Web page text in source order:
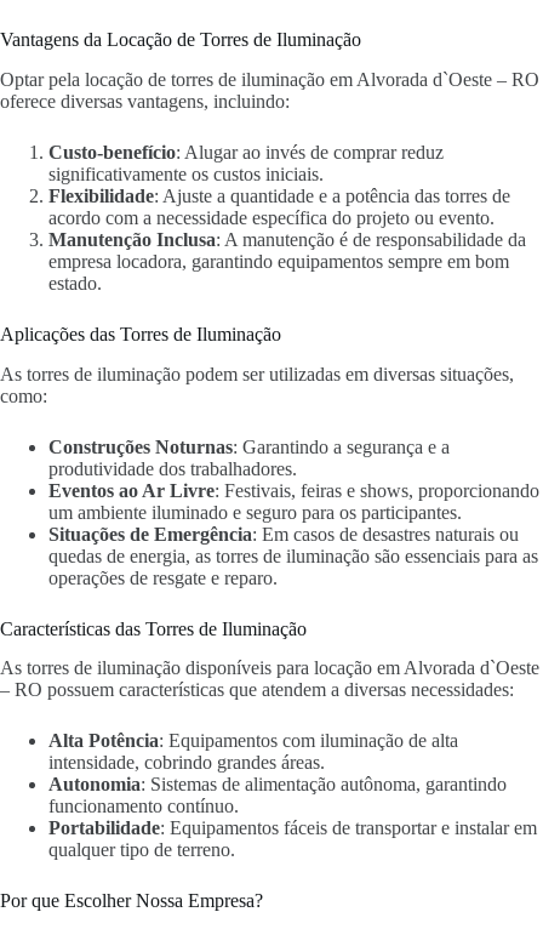
Vantagens da Locação de Torres de Iluminação
Optar pela locação de torres de iluminação em Alvorada d`Oeste – RO
oferece diversas vantagens, incluindo:
Custo-benefício: Alugar ao invés de comprar reduz
significativamente os custos iniciais.
Flexibilidade: Ajuste a quantidade e a potência das torres de
acordo com a necessidade específica do projeto ou evento.
Manutenção Inclusa: A manutenção é de responsabilidade da
empresa locadora, garantindo equipamentos sempre em bom
estado.
Aplicações das Torres de Iluminação
As torres de iluminação podem ser utilizadas em diversas situações,
como:
Construções Noturnas: Garantindo a segurança e a
produtividade dos trabalhadores.
Eventos ao Ar Livre: Festivais, feiras e shows, proporcionando
um ambiente iluminado e seguro para os participantes.
Situações de Emergência: Em casos de desastres naturais ou
quedas de energia, as torres de iluminação são essenciais para as
operações de resgate e reparo.
Características das Torres de Iluminação
As torres de iluminação disponíveis para locação em Alvorada d`Oeste
– RO possuem características que atendem a diversas necessidades:
Alta Potência: Equipamentos com iluminação de alta
intensidade, cobrindo grandes áreas.
Autonomia: Sistemas de alimentação autônoma, garantindo
funcionamento contínuo.
Portabilidade: Equipamentos fáceis de transportar e instalar em
qualquer tipo de terreno.
Por que Escolher Nossa Empresa?